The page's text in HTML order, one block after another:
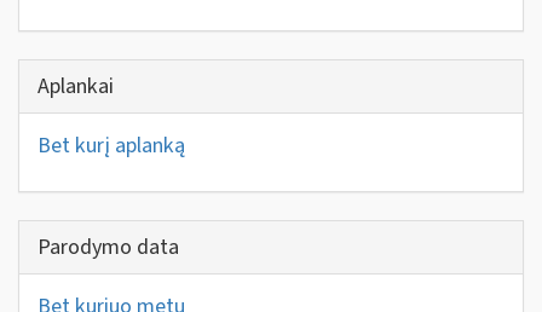
Aplankai
Bet kurį aplanką
Parodymo data